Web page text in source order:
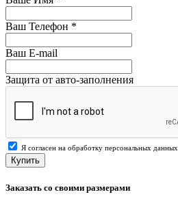
Ваш Телефон *
Ваш E-mail
Защита от авто-заполнения
Я согласен на обработку персональных данных
Купить
Заказать со своими размерами